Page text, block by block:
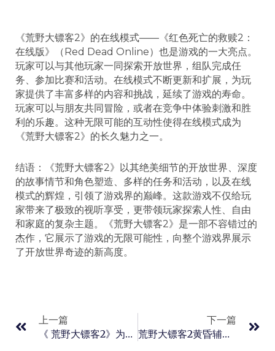
《荒野大镖客2》的在线模式——《红色死亡的救赎2：
在线版》（Red Dead Online）也是游戏的一大亮点。
玩家可以与其他玩家一同探索开放世界，组队完成任
务、参加比赛和活动。在线模式不断更新和扩展，为玩
家提供了丰富多样的内容和挑战，延续了游戏的寿命。
玩家可以与朋友共同冒险，或者在竞争中体验刺激和胜
利的乐趣。这种无限可能的互动性使得在线模式成为
《荒野大镖客2》的长久魅力之一。
结语：《荒野大镖客2》以其绝美细节的开放世界、深度
的故事情节和角色塑造、多样的任务和活动，以及在线
模式的辉煌，引领了游戏界的巅峰。这款游戏不仅给玩
家带来了极致的视听享受，更带领玩家探索人性、自由
和家庭的复杂主题。《荒野大镖客2》是一部不容错过的
杰作，它展示了游戏的无限可能性，向整个游戏界展示
了开放世界奇迹的新高度。
上一篇
《 荒野大镖客2》为什么可以年年得奖
下一篇
荒野大镖客2黄昏辅助实战探索：职业等级快速提升与顶级防护功能